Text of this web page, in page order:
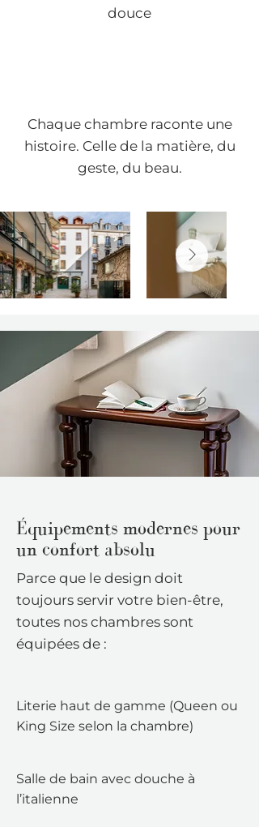
douce
Chaque chambre raconte une
histoire. Celle de la matière, du
geste, du beau.
Équipements modernes pour
un confort absolu
Parce que le design doit
toujours servir votre bien-être,
toutes nos chambres sont
équipées de :
Literie haut de gamme (Queen ou
King Size selon la chambre)
Salle de bain avec douche à
l’italienne